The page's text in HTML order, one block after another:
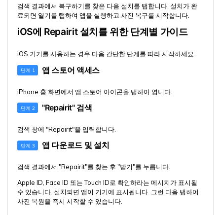
검색 결과에서 복구하기를 찾은 다음 설치를 탭합니다. 설치가 완
료되면 열기를 탭하여 앱을 실행하고 사진 복구를 시작합니다.
iOS에 Repairit 설치를 위한 단계별 가이드
iOS 기기를 사용하는 경우 다음 간단한 단계를 따라 시작하세요:
단계 1 앱 스토어 액세스
iPhone 홈 화면에서 앱 스토어 아이콘을 탭하여 엽니다.
단계 2 "Repairit" 검색
검색 창에 "Repairit"을 입력합니다.
단계 3 앱 다운로드 및 설치
검색 결과에서 "Repairit"를 찾는 후 "받기"를 누릅니다.
Apple ID, Face ID 또는 Touch ID로 확인하라는 메시지가 표시될
수 있습니다. 설치되면 앱이 기기에 표시됩니다. 그런 다음 탭하여
사진 복원을 즉시 시작할 수 있습니다.